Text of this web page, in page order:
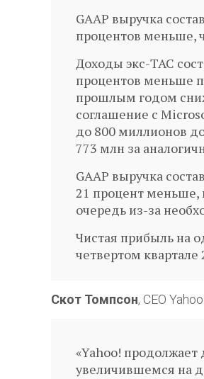
GAAP выручка
процентов меньше,
Доходы экс-TAC
процентов меньше
прошлым годом
соглашение с
до 800 миллионов
773 млн за
GAAP выручка
21 процент меньше,
очередь из-за
Чистая прибыль на
четвертом квартале
Скот Томпсон, CEO Yahoo:
«Yahoo!
увеличившемся на